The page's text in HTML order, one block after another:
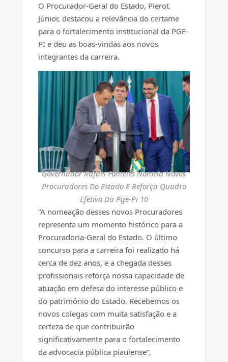
O Procurador-Geral do Estado, Pierot
Júnior, destacou a relevância do certame
para o fortalecimento institucional da PGE-
PI e deu as boas-vindas aos novos
integrantes da carreira.
Governador Rafael Fonteles Nomeia Novos
Procuradores Do Estado E Reforça Quadro
Efetivo Da Pge-Pi 10
“A nomeação desses novos Procuradores
representa um momento histórico para a
Procuradoria-Geral do Estado. O último
concurso para a carreira foi realizado há
cerca de dez anos, e a chegada desses
profissionais reforça nossa capacidade de
atuação em defesa do interesse público e
do patrimônio do Estado. Recebemos os
novos colegas com muita satisfação e a
certeza de que contribuirão
significativamente para o fortalecimento
da advocacia pública piauiense”,